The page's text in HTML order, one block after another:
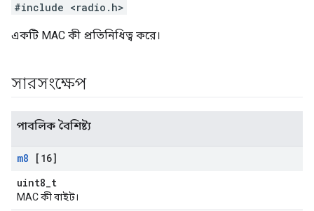
#include <radio.h>
একটি MAC কী প্রতিনিধিত্ব করে।
সারসংক্ষেপ
পাবলিক বৈশিষ্ট্য
m8 [16]
uint8_t
MAC কী বাইট।